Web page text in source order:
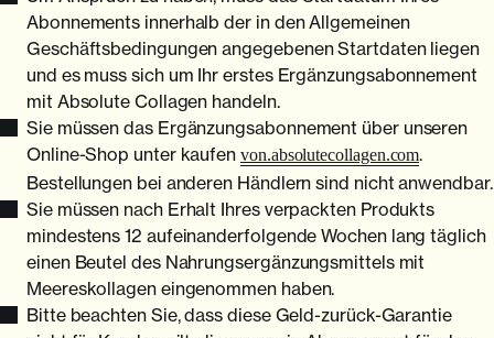
Abonnements innerhalb der in den Allgemeinen
Geschäftsbedingungen angegebenen Startdaten liegen
und es muss sich um Ihr erstes Ergänzungsabonnement
mit Absolute Collagen handeln.
Sie müssen das Ergänzungsabonnement über unseren
Online-Shop unter kaufen von.absolutecollagen.com.
Bestellungen bei anderen Händlern sind nicht anwendbar.
Sie müssen nach Erhalt Ihres verpackten Produkts
mindestens 12 aufeinanderfolgende Wochen lang täglich
einen Beutel des Nahrungsergänzungsmittels mit
Meereskollagen eingenommen haben.
Bitte beachten Sie, dass diese Geld-zurück-Garantie